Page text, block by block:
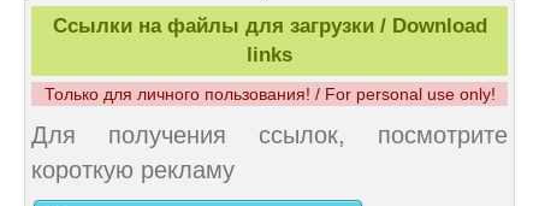
Ссылки на файлы для загрузки / Download
links
Только для личного пользования! / For personal use only!
Для получения ссылок, посмотрите
короткую рекламу